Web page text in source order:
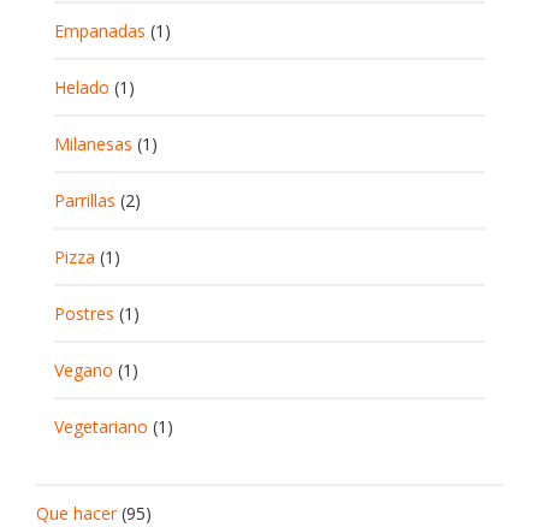
Empanadas (1)
Helado (1)
Milanesas (1)
Parrillas (2)
Pizza (1)
Postres (1)
Vegano (1)
Vegetariano (1)
Que hacer(95)